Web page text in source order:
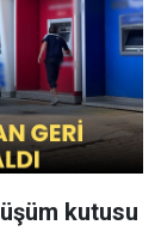
kutusu